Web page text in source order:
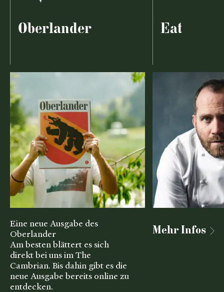
Oberlander
Eine neue Ausgabe des
Oberlander
Am besten blättert es sich
direkt bei uns im The
Cambrian. Bis dahin gibt es die
neue Ausgabe bereits online zu
entdecken.
Eat
Mehr Infos